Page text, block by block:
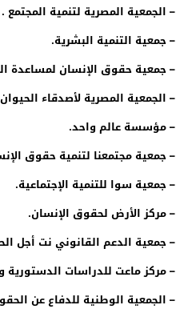
– الجمعية المصرية لتنمية المجتمع .
– جمعية التنمية البشرية.
– جمعية حقوق الإنسان لمساعدة
– الجمعية المصرية لأصدقاء
– مؤسسة عالم واحد.
– جمعية مجتمعنا لتنمية حقوق
– جمعية سوا للتنمية الإجتماعية.
– مركز الأرض لحقوق الإنسان.
– جمعية الدعم القانوني نت أجل
– مركز ماعت للدراسات الدستورية
– الجمعية الوطنية للدفاع عن